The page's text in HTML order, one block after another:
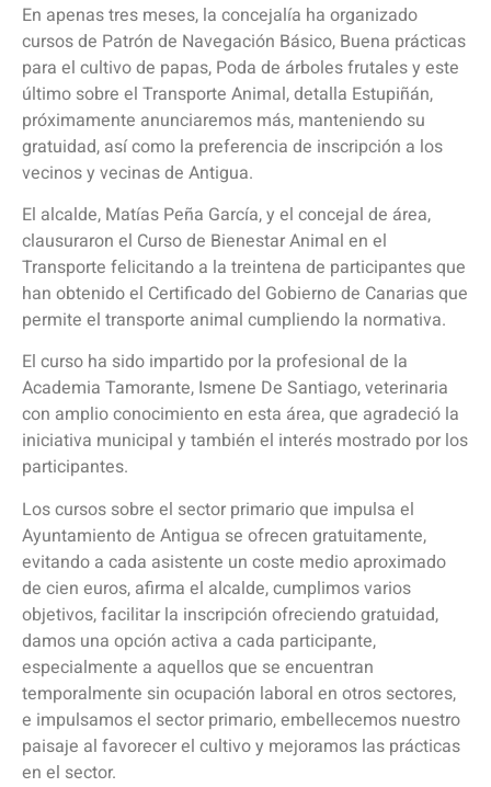
En apenas tres meses, la concejalía ha organizado
cursos de Patrón de Navegación Básico, Buena prácticas
para el cultivo de papas, Poda de árboles frutales y este
último sobre el Transporte Animal, detalla Estupiñán,
próximamente anunciaremos más, manteniendo su
gratuidad, así como la preferencia de inscripción a los
vecinos y vecinas de Antigua.
El alcalde, Matías Peña García, y el concejal de área,
clausuraron el Curso de Bienestar Animal en el
Transporte felicitando a la treintena de participantes que
han obtenido el Certificado del Gobierno de Canarias que
permite el transporte animal cumpliendo la normativa.
El curso ha sido impartido por la profesional de la
Academia Tamorante, Ismene De Santiago, veterinaria
con amplio conocimiento en esta área, que agradeció la
iniciativa municipal y también el interés mostrado por los
participantes.
Los cursos sobre el sector primario que impulsa el
Ayuntamiento de Antigua se ofrecen gratuitamente,
evitando a cada asistente un coste medio aproximado
de cien euros, afirma el alcalde, cumplimos varios
objetivos, facilitar la inscripción ofreciendo gratuidad,
damos una opción activa a cada participante,
especialmente a aquellos que se encuentran
temporalmente sin ocupación laboral en otros sectores,
e impulsamos el sector primario, embellecemos nuestro
paisaje al favorecer el cultivo y mejoramos las prácticas
en el sector.